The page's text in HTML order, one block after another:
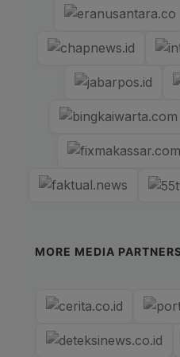
MORE MEDIA